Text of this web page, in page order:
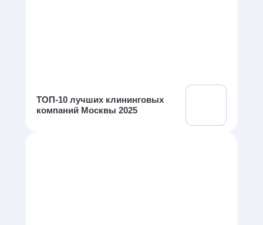
ТОП-10 лучших клининговых
компаний Москвы 2025